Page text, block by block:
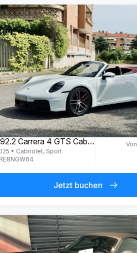
992.2 Carrera 4 GTS Cabrio '25
• Cabriolet, Sport
RE8NGW64
Von
Jetzt buchen